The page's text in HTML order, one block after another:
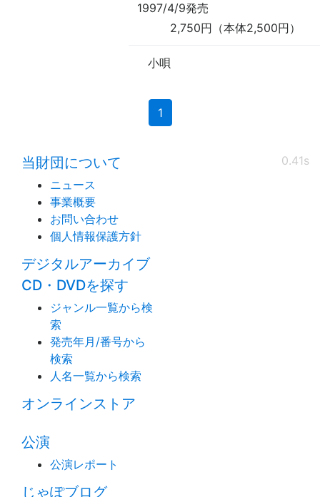
1997/4/9発売
2,750円（本体2,500円）
小唄
1(current)
0.41s
当財団について
ニュース
事業概要
お問い合わせ
個人情報保護方針
デジタルアーカイブ
CD・DVDを探す
ジャンル一覧から検
索
発売年月/番号から
検索
人名一覧から検索
オンラインストア
公演
公演レポート
じゃぽブログ